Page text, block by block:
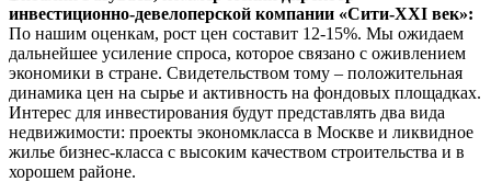
инвестиционно-девелоперской компании «Сити-XXI век»:
По нашим оценкам, рост цен составит 12-15%. Мы ожидаем
дальнейшее усиление спроса, которое связано с оживлением
экономики в стране. Свидетельством тому – положительная
динамика цен на сырье и активность на фондовых площадках.
Интерес для инвестирования будут представлять два вида
недвижимости: проекты экономкласса в Москве и ликвидное
жилье бизнес-класса с высоким качеством строительства и в
хорошем районе.